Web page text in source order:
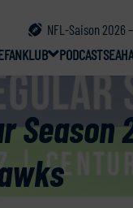
NFL-Saison 2026
FANKLUB PODCAST
Season